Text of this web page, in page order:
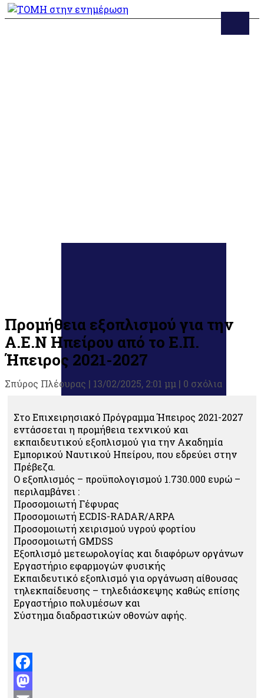
Προμήθεια εξοπλισμού για την
Α.Ε.Ν Ηπείρου από το Ε.Π.
Ήπειρος 2021-2027
Σπύρος Πλέουρας | 13/02/2025, 2:01 μμ | 0 σχόλια
Στο Επιχειρησιακό Πρόγραμμα Ήπειρος 2021-2027
εντάσσεται η προμήθεια τεχνικού και
εκπαιδευτικού εξοπλισμού για την Ακαδημία
Εμπορικού Ναυτικού Ηπείρου, που εδρεύει στην
Πρέβεζα.
Ο εξοπλισμός – προϋπολογισμού 1.730.000 ευρώ –
περιλαμβάνει :
Προσομοιωτή Γέφυρας
Προσομοιωτή ECDIS-RADAR/ARPA
Προσομοιωτή χειρισμού υγρού φορτίου
Προσομοιωτή GMDSS
Εξοπλισμό μετεωρολογίας και διαφόρων οργάνων
Εργαστήριο εφαρμογών φυσικής
Εκπαιδευτικό εξοπλισμό για οργάνωση αίθουσας
τηλεκπαίδευσης – τηλεδιάσκεψης καθώς επίσης
Εργαστήριο πολυμέσων και
Σύστημα διαδραστικών οθονών αφής.
Facebook